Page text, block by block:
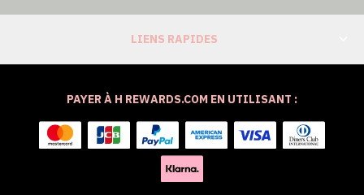
LIENS RAPIDES
PAYER À H REWARDS.COM EN UTILISANT :